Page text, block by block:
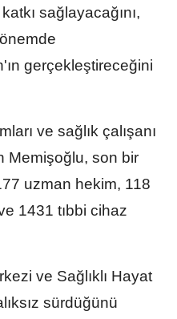
sağlayacağını,
gerçekleştireceğini
ve sağlık çalışanı
Memişoğlu, son bir
uzman hekim, 118
1431 tıbbi cihaz
ve Sağlıklı Hayat
sürdüğünü